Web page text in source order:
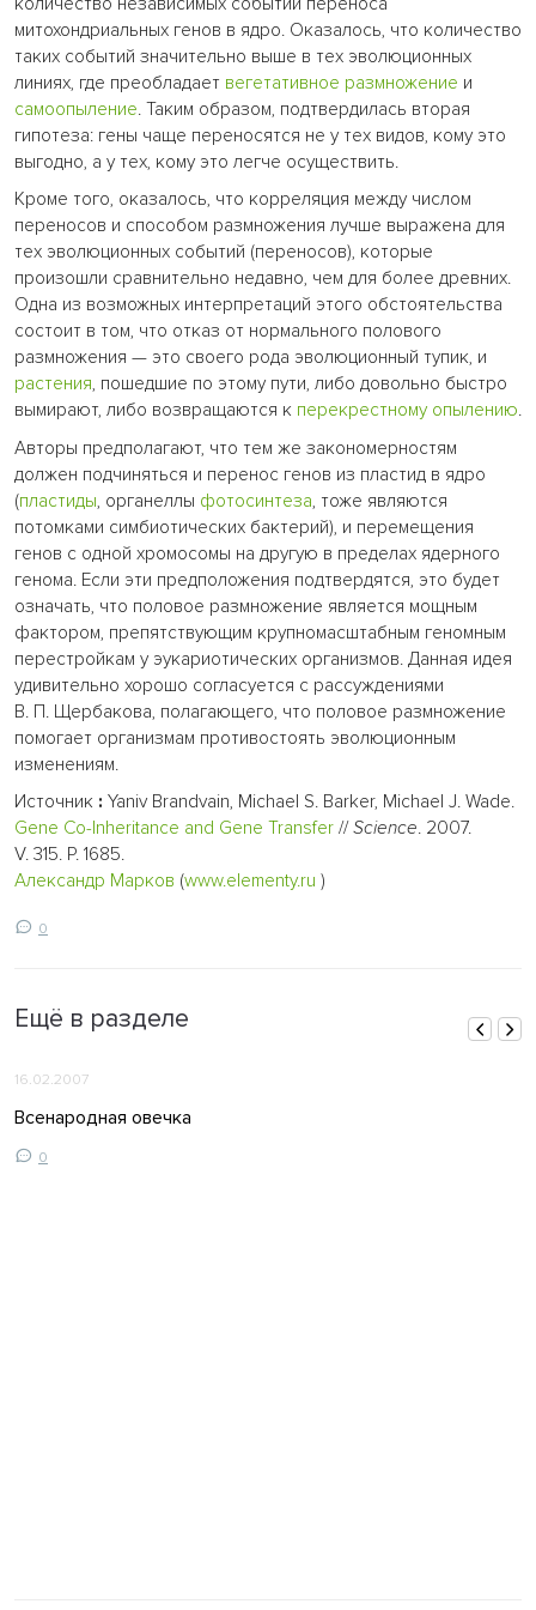
митохондриальных генов в ядро. Оказалось, что количество
таких событий значительно выше в тех эволюционных
линиях, где преобладает вегетативное размножение и
самоопыление. Таким образом, подтвердилась вторая
гипотеза: гены чаще переносятся не у тех видов, кому это
выгодно, а у тех, кому это легче осуществить.
Кроме того, оказалось, что корреляция между числом
переносов и способом размножения лучше выражена для
тех эволюционных событий (переносов), которые
произошли сравнительно недавно, чем для более древних.
Одна из возможных интерпретаций этого обстоятельства
состоит в том, что отказ от нормального полового
размножения — это своего рода эволюционный тупик, и
растения, пошедшие по этому пути, либо довольно быстро
вымирают, либо возвращаются к перекрестному опылению.
Авторы предполагают, что тем же закономерностям
должен подчиняться и перенос генов из пластид в ядро
(пластиды, органеллы фотосинтеза, тоже являются
потомками симбиотических бактерий), и перемещения
генов с одной хромосомы на другую в пределах ядерного
генома. Если эти предположения подтвердятся, это будет
означать, что половое размножение является мощным
фактором, препятствующим крупномасштабным геномным
перестройкам у эукариотических организмов. Данная идея
удивительно хорошо согласуется с рассуждениями
В. П. Щербакова, полагающего, что половое размножение
помогает организмам противостоять эволюционным
изменениям.
Источник : Yaniv Brandvain, Michael S. Barker, Michael J. Wade.
Gene Co-Inheritance and Gene Transfer //Science. 2007.
V. 315. P. 1685.
Александр Марков (www.elementy.ru )
0
Ещё в разделе
16.02.2007
Всенародная овечка
0